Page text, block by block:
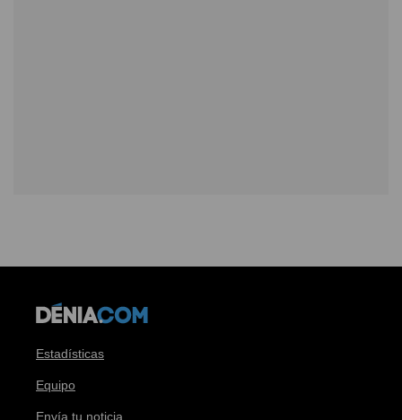
Estadísticas
Equipo
Envía tu noticia